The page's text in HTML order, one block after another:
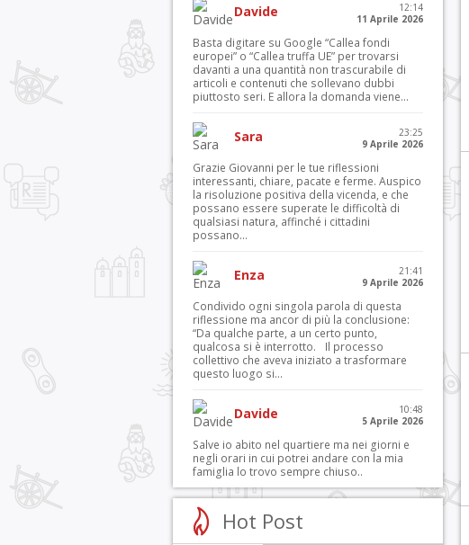
Davide
12:14
11 Aprile 2026
Basta digitare su Google “Callea fondi
europei” o “Callea truffa UE” per trovarsi
davanti a una quantità non trascurabile di
articoli e contenuti che sollevano dubbi
piuttosto seri. E allora la domanda viene...
Sara
23:25
9 Aprile 2026
Grazie Giovanni per le tue riflessioni
interessanti, chiare, pacate e ferme. Auspico
la risoluzione positiva della vicenda, e che
possano essere superate le difficoltà di
qualsiasi natura, affinché i cittadini
possano...
Enza
21:41
9 Aprile 2026
Condivido ogni singola parola di questa
riflessione ma ancor di più la conclusione:
“Da qualche parte, a un certo punto,
qualcosa si è interrotto. Il processo
collettivo che aveva iniziato a trasformare
questo luogo si...
Davide
10:48
5 Aprile 2026
Salve io abito nel quartiere ma nei giorni e
negli orari in cui potrei andare con la mia
famiglia lo trovo sempre chiuso..
Hot Post